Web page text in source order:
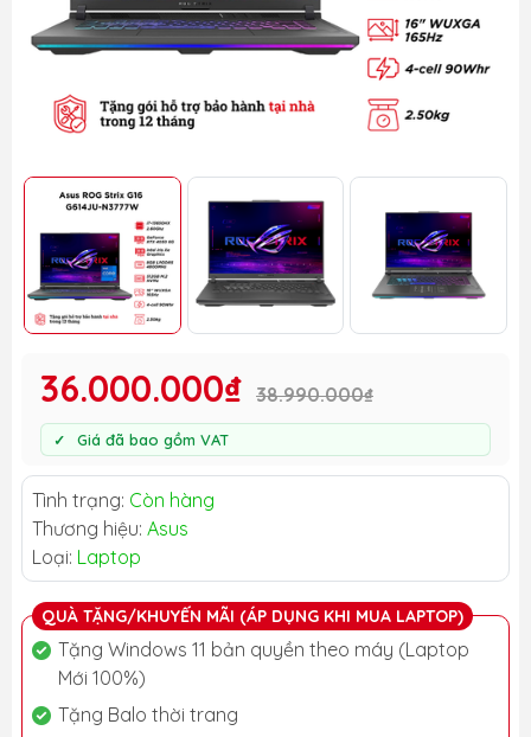
36.000.000₫ 38.990.000₫
Giá đã bao gồm VAT
Tình trạng: Còn hàng
Thương hiệu: Asus
Loại: Laptop
QUÀ TẶNG/KHUYẾN MÃI (ÁP DỤNG KHI MUA LAPTOP)
Tặng Windows 11 bản quyền theo máy (Laptop
Mới 100%)
Tặng Balo thời trang